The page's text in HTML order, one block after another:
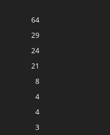
64
29
24
21
8
4
4
3